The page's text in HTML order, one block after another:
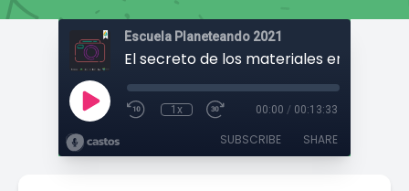
Escuela Planeteando 2021
El secreto de los materiales en tu
1x 00:00 / 00:13:33
SUBSCRIBE SHARE